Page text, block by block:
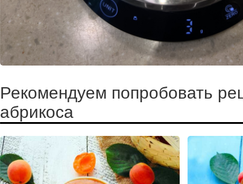
Рекомендуем попробовать
абрикоса